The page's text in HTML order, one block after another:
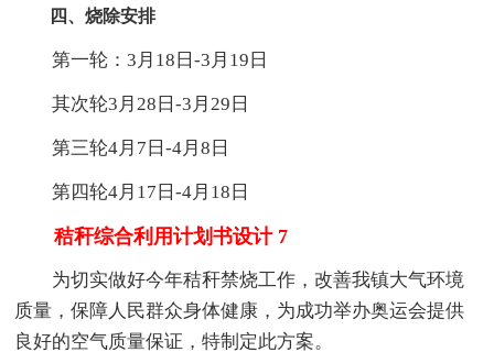
四、烧除安排
第一轮：3月18日-3月19日
其次轮3月28日-3月29日
第三轮4月7日-4月8日
第四轮4月17日-4月18日
秸秆综合利用计划书设计 7
为切实做好今年秸秆禁烧工作，改善我镇大气环境
质量，保障人民群众身体健康，为成功举办奥运会提供
良好的空气质量保证，特制定此方案。